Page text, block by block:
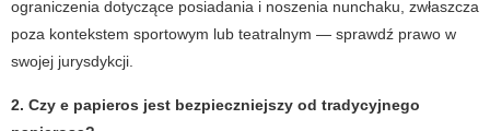
ograniczenia dotyczące posiadania i noszenia nunchaku, zwłaszcza
poza kontekstem sportowym lub teatralnym — sprawdź prawo w
swojej jurysdykcji.
2. Czy e papieros jest bezpieczniejszy od tradycyjnego